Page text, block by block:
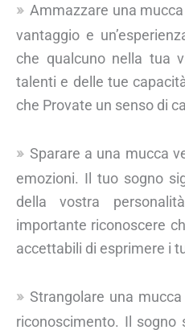
Ammazzare una
vantaggio e
che qualcuno nella tua
talenti e delle tue
che Provate un senso di
Sparare a una mucca
emozioni. Il tuo sogno
della vostra
importante riconoscere
accettabili di esprimere i
Strangolare una
riconoscimento. Il